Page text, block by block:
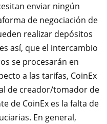
enviar ningún
de negociación de
realizar depósitos
así, que el intercambio
se procesarán en
a las tarifas, CoinEx
de creador/tomador de
de CoinEx es la falta de
En general,